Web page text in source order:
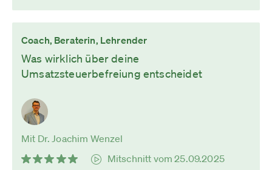
Coach, Beraterin, Lehrender
Was wirklich über deine
Umsatzsteuerbefreiung entscheidet
Mit Dr. Joachim Wenzel
Mitschnitt vom 25.09.2025